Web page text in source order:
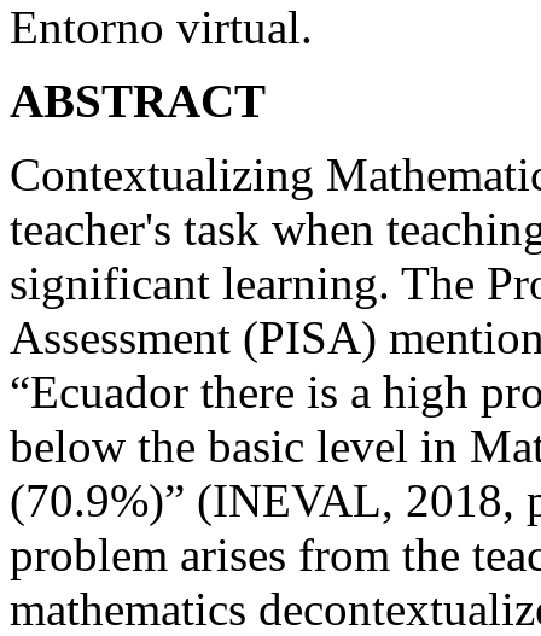
Entorno virtual.
ABSTRACT
Contextualizing
teacher's task when
significant learning. The
Assessment (PISA)
“Ecuador there is a high
below the basic level in
(70.9%)” (INEVAL, 2018,
problem arises from the
mathematics